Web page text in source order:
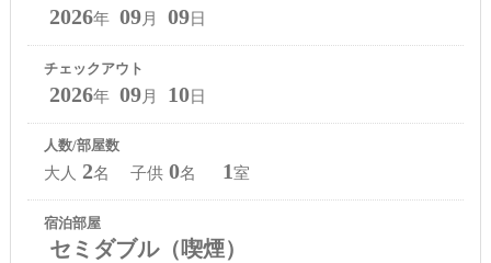
2026年 09月 09日
チェックアウト
2026年 09月 10日
人数/部屋数
大人 2名 子供 0名 1室
宿泊部屋
セミダブル（喫煙）